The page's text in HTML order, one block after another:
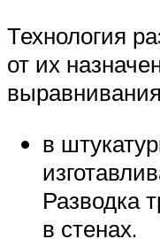
Технология
от их
в
Разводка
в стенах.